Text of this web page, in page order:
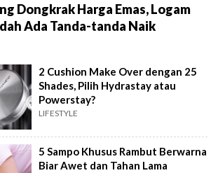
Dongkrak Harga Emas, Logam
Ada Tanda-tanda Naik
2 Cushion Make Over dengan 25
Shades, Pilih Hydrastay atau
Powerstay?
LIFESTYLE
5 Sampo Khusus Rambut Berwarna
Biar Awet dan Tahan Lama